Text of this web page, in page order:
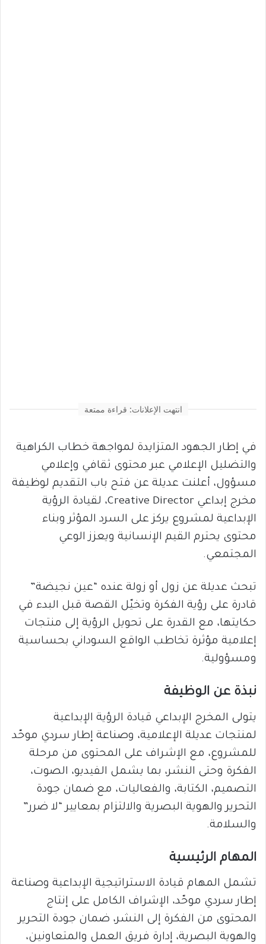
انتهت الإعلانات: قراءة ممتعة
في إطار الجهود المتزايدة لمواجهة خطاب الكراهية
والتضليل الإعلامي عبر محتوى ثقافي وإعلامي
مسؤول، أعلنت عديلة عن فتح باب التقديم لوظيفة
مخرج إبداعي Creative Director، لقيادة الرؤية
الإبداعية لمشروع يركز على السرد المؤثر وبناء
محتوى يحترم القيم الإنسانية ويعزز الوعي
المجتمعي.
تبحث عديلة عن زول أو زولة عنده “عين نجيضة”
قادرة على رؤية الفكرة وتخيّل القصة قبل البدء في
حكايتها، مع القدرة على تحويل الرؤية إلى منتجات
إعلامية مؤثرة تخاطب الواقع السوداني بحساسية
ومسؤولية.
نبذة عن الوظيفة
يتولى المخرج الإبداعي قيادة الرؤية الإبداعية
لمنتجات عديلة الإعلامية، وصناعة إطار سردي موحّد
للمشروع، مع الإشراف على المحتوى من مرحلة
الفكرة وحتى النشر، بما يشمل الفيديو، الصوت،
التصميم، الكتابة، والفعاليات، مع ضمان جودة
التحرير والهوية البصرية والالتزام بمعايير “لا ضرر”
والسلامة.
المهام الرئيسية
تشمل المهام قيادة الاستراتيجية الإبداعية وصناعة
إطار سردي موحّد، الإشراف الكامل على إنتاج
المحتوى من الفكرة إلى النشر، ضمان جودة التحرير
والهوية البصرية، إدارة فريق العمل والمتعاونين،